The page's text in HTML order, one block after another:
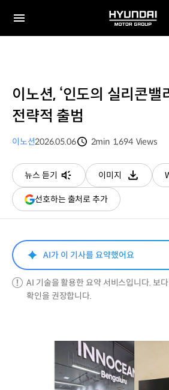
전체
HYUNDAI
MOTOR
이노션, ‘인도의 실리콘밸
전략적 출범
이노션2026.05.06
2min 1,694 Views
뉴스 듣기
이미지
다운로드
선호하는 출처로 추가(새
창
AI가 이 기사를 요약했어요
AI 기술을 활용한 요약 서비스입니다. 보
확인을 권장합니다.